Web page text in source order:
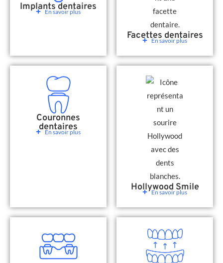
Implants dentaires
En savoir plus
Facettes dentaires
En savoir plus
Couronnes
dentaires
En savoir plus
Hollywood Smile
En savoir plus